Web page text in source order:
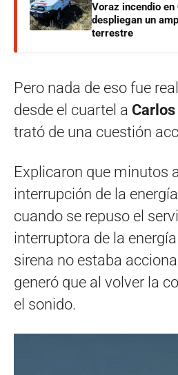
Voraz incendio
despliegan un
terrestre
Pero nada de eso fue
desde el cuartel a
trató de una cuestión
Explicaron que minutos
interrupción de la
cuando se repuso el
interruptora de la
sirena no estaba
generó que al volver la
el sonido.